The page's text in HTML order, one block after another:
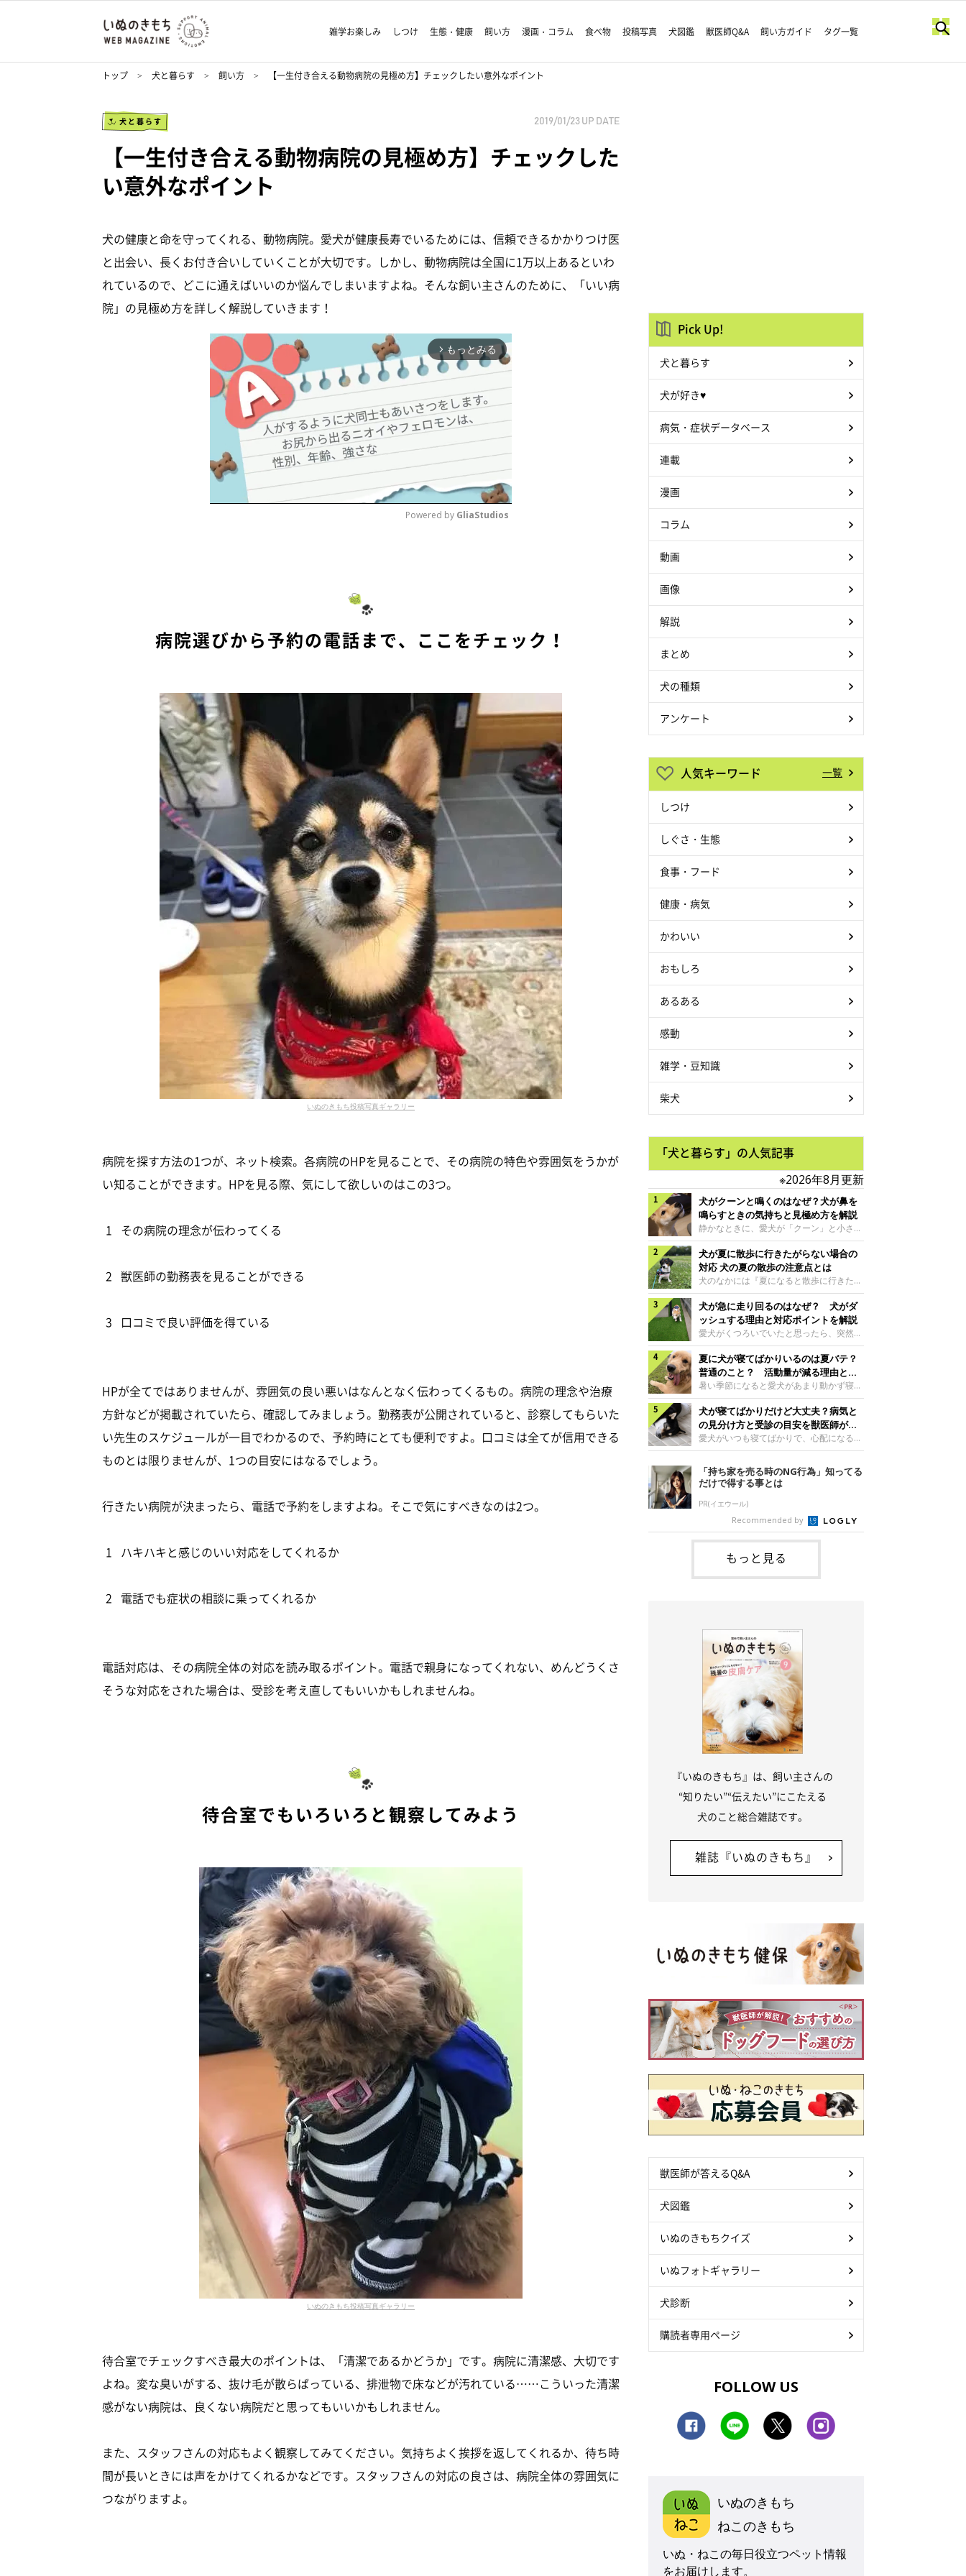
雑学お楽しみ しつけ 生態・健康 飼い方 漫画・コラム 食べ物 投稿写真 犬図鑑 獣医師Q&A 飼い方ガイド タグ一覧
トップ 犬と暮らす 飼い方 【一生付き合える動物病院の見極め方】チェックしたい意外なポイント
犬と暮らす 2019/01/23 UP DATE
【一生付き合える動物病院の見極め方】チェックした
い意外なポイント
犬の健康と命を守ってくれる、動物病院。愛犬が健康長寿でいるためには、信頼できるかかりつけ医
と出会い、長くお付き合いしていくことが大切です。しかし、動物病院は全国に1万以上あるといわ
れているので、どこに通えばいいのか悩んでしまいますよね。そんな飼い主さんのために、「いい病
院」の見極め方を詳しく解説していきます！
arrow_forward_ios もっとみる
Powered by GliaStudios
病院選びから予約の電話まで、ここをチェック！
いぬのきもち投稿写真ギャラリー
病院を探す方法の1つが、ネット検索。各病院のHPを見ることで、その病院の特色や雰囲気をうかが
い知ることができます。HPを見る際、気にして欲しいのはこの3つ。
その病院の理念が伝わってくる
獣医師の勤務表を見ることができる
口コミで良い評価を得ている
HPが全てではありませんが、雰囲気の良い悪いはなんとなく伝わってくるもの。病院の理念や治療
方針などが掲載されていたら、確認してみましょう。勤務表が公開されていると、診察してもらいた
い先生のスケジュールが一目でわかるので、予約時にとても便利ですよ。口コミは全てが信用できる
ものとは限りませんが、1つの目安にはなるでしょう。
行きたい病院が決まったら、電話で予約をしますよね。そこで気にすべきなのは2つ。
ハキハキと感じのいい対応をしてくれるか
電話でも症状の相談に乗ってくれるか
電話対応は、その病院全体の対応を読み取るポイント。電話で親身になってくれない、めんどうくさ
そうな対応をされた場合は、受診を考え直してもいいかもしれませんね。
待合室でもいろいろと観察してみよう
いぬのきもち投稿写真ギャラリー
待合室でチェックすべき最大のポイントは、「清潔であるかどうか」です。病院に清潔感、大切です
よね。変な臭いがする、抜け毛が散らばっている、排泄物で床などが汚れている……こういった清潔
感がない病院は、良くない病院だと思ってもいいかもしれません。
また、スタッフさんの対応もよく観察してみてください。気持ちよく挨拶を返してくれるか、待ち時
間が長いときには声をかけてくれるかなどです。スタッフさんの対応の良さは、病院全体の雰囲気に
つながりますよ。
Pick Up!
犬と暮らす
犬が好き♥
病気・症状データベース
連載
漫画
コラム
動画
画像
解説
まとめ
犬の種類
アンケート
人気キーワード 一覧
しつけ
しぐさ・生態
食事・フード
健康・病気
かわいい
おもしろ
あるある
感動
雑学・豆知識
柴犬
「犬と暮らす」の人気記事
※2026年8月更新
犬がクーンと鳴くのはなぜ？犬が鼻を
鳴らすときの気持ちと見極め方を解説
静かなときに、愛犬が「クーン」と小さく
鳴いたり、鼻を鳴らすような音を出したり
することはありませんか？ 大きく吠える
わけではない分、「不安なの？それとも何
かお願いしているの？」と気になる飼い主
さんもいるかもしれません。今回は、犬が
クーンと鳴く理由や鼻鳴らしの背景、見極
め方と対応のポイントなどについて、いぬ
のきもち獣医師相談室の原 駿太朗先生に
伺いました。クーンと鳴くのはどんな気持
ち？いぬのきもち投稿写真ギャラリー犬が
クーンと小さく鳴くときは、何らかの感情
を伝えようとしている場合があると考えら
れています。大
犬が夏に散歩に行きたがらない場合の
対応 犬の夏の散歩の注意点とは
犬のなかには『夏になると散歩に行きたが
らない、歩かなくなる』『暑い季節は散歩
の気配を察すると涼しい部屋から出ようと
しない』など散歩に行きたがらないコもい
るようです。愛犬の運動をさせてあげたい
のに、散歩に行きたがらない。このような
場合はどう対応すればよいのでしょうか？
「愛犬が夏に散歩に行きたがらない場合の
対応」について、いぬのきもち獣医師相談
室の白山さとこ先生に聞きました。Q.夏に
犬の散歩に行くときの注意点は？ いぬの
きもち投稿写真ギャラリーーー夏に愛犬と
散歩に行くときは、どのようなことに注意
をするとよい
犬が急に走り回るのはなぜ？ 犬がダ
ッシュする理由と対応ポイントを解説
愛犬がくつろいでいたと思ったら、突然部
屋の中を走り回り始める――そんな様子に
驚いたことはありませんか？ 急な動きに
「何が起きているの？」と戸惑う飼い主さ
んも多いでしょう。落ち着いていたはずな
のに、急にスイッチが入ったように見える
と不安になることもあります。今回は、犬
が急に走り回る理由や見極め方などについ
て、いぬのきもち獣医師相談室の岡本りさ
先生に伺いました。犬が急に走り回るのは
ラリー犬が突然走り回る行動は、必ずしも
珍しいものではないと考えられています。
体にたまったエ
夏に犬が寝てばかりいるのは夏バテ？
普通のこと？ 活動量が減る理由と対
策とは
暑い季節になると愛犬があまり動かず寝て
ばかりだと感じる飼い主さんはいません
か？その様子に、愛犬が夏バテで疲れてい
るのか、元気がないのかなど不安に感じる
方もいるのではないかと思います。 で
は、犬が寝てばかりいるときに対処が必要
かを見極める方法はあるのでしょうか？
「犬の活動量が夏に減る理由と対策」につ
いて、いぬのきもち獣医師相談室の山口み
き先生に話を聞きました。Q. 夏に犬の活
動量が減る理由は？ いぬのきもち投稿写
真ギャラリーーー夏に愛犬の活動量が減る
と感じる飼い主さんもいるようです。理由
としてどのようなこ
犬が寝てばかりだけど大丈夫？病気と
の見分け方と受診の目安を獣医師が解
説
愛犬がいつも寝てばかりで、心配になるこ
とはありませんか？今回は、犬の睡眠時間
や気を付けたほうがよい睡眠・心配ない睡
眠の違い、犬が寝てばかりいるときの対処
法について、いぬのきもち獣医師相談室の
岡本りさ先生に聞きました。そもそも犬の
睡眠時間はどれくらい？いぬのきもち投稿
写真ギャラリー――一般的に、犬は1日に
何時間くらい睡眠をとるのでしょうか？岡
本先生： 「犬の睡眠時間は、一般的に、
子犬のときは18～20時間程度、成犬は12
～15時間程度、シニア犬になると18～20
「持ち家を売る時のNG行為」知ってる
だけで得する事とは
PR(イエウール)
Recommended by
もっと見る
『いぬのきもち』は、飼い主さんの
“知りたい”“伝えたい”にこたえる
犬のこと総合雑誌です。
雑誌『いぬのきもち』
獣医師が答えるQ&A
犬図鑑
いぬのきもちクイズ
いぬフォトギャラリー
犬診断
購読者専用ページ
FOLLOW US
いぬのきもち
ねこのきもち
いぬ・ねこの毎日役立つペット情報
をお届けします。